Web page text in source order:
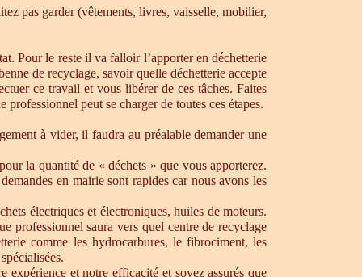
pas garder (vêtements, livres, vaisselle, mobilier,
Pour le reste il va falloir l’apporter en déchetterie
de recyclage, savoir quelle déchetterie accepte
ce travail et vous libérer de ces tâches. Faites
peut se charger de toutes ces étapes.
à vider, il faudra au préalable demander une
la quantité de « déchets » que vous apporterez.
en mairie sont rapides car nous avons les
électriques et électroniques, huiles de moteurs.
professionnel saura vers quel centre de recyclage
comme les hydrocarbures, le fibrociment, les
expérience et notre efficacité et soyez assurés que